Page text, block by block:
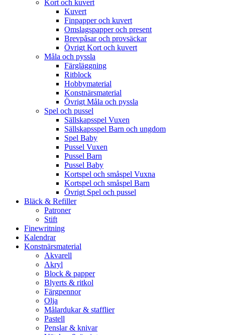
Kort och kuvert
Kuvert
Finpapper och kuvert
Omslagspapper och present
Brevpåsar och provsäckar
Övrigt Kort och kuvert
Måla och pyssla
Färgläggning
Ritblock
Hobbymaterial
Konstnärsmaterial
Övrigt Måla och pyssla
Spel och pussel
Sällskapsspel Vuxen
Sällskapsspel Barn och ungdom
Spel Baby
Pussel Vuxen
Pussel Barn
Pussel Baby
Kortspel och småspel Vuxna
Kortspel och småspel Barn
Övrigt Spel och pussel
Bläck & Refiller
Patroner
Stift
Finewritning
Kalendrar
Konstnärsmaterial
Akvarell
Akryl
Block & papper
Blyerts & ritkol
Färgpennor
Olja
Målardukar & stafflier
Pastell
Penslar & knivar